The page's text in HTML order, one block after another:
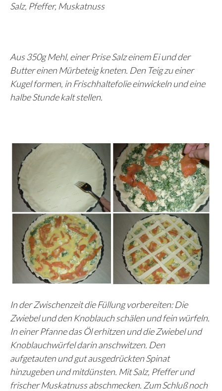
Salz, Pfeffer, Muskatnuss
Aus 350g Mehl, einer Prise Salz einem Ei und der
Butter einen Mürbeteig kneten. Den Teig zu einer
Kugel formen, in Frischhaltefolie einwickeln und eine
halbe Stunde kalt stellen.
In der Zwischenzeit die Füllung vorbereiten: Die
Zwiebel und den Knoblauch schälen und fein würfeln.
In einer Pfanne das Öl erhitzen und die Zwiebel und
Knoblauchwürfel darin anschwitzen. Den
aufgetauten und gut ausgedrückten Spinat
hinzugeben und mitdünsten. Mit Salz, Pfeffer und
frischer Muskatnuss abschmecken. Zum Schluß noch